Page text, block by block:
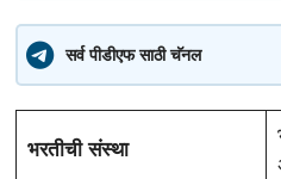
सर्व पीडीएफ साठी चॅनल
भरतीची संस्था